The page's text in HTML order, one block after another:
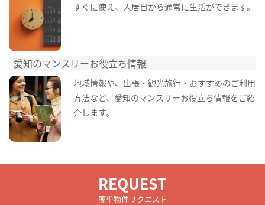
すぐに使え、入居日から通常に生活ができます。
愛知のマンスリーお役立ち情報
地域情報や、出張・観光旅行・おすすめのご利用
方法など、愛知のマンスリーお役立ち情報をご紹
介します。
REQUEST
簡単物件リクエスト